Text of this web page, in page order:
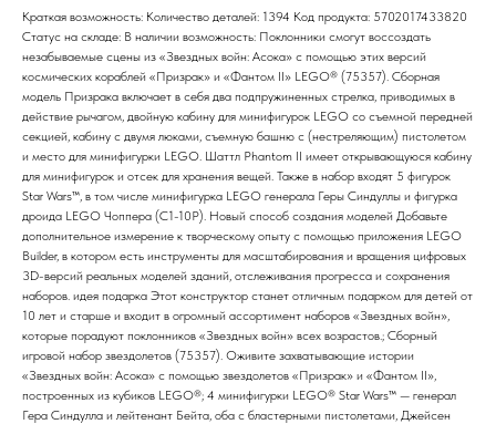
Краткая возможность: Количество деталей: 1394 Код продукта: 5702017433820
Статус на складе: В наличии возможность: Поклонники смогут воссоздать
незабываемые сцены из «Звездных войн: Асока» с помощью этих версий
космических кораблей «Призрак» и «Фантом II» LEGO® (75357). Сборная
модель Призрака включает в себя два подпружиненных стрелка, приводимых в
действие рычагом, двойную кабину для минифигурок LEGO со съемной передней
секцией, кабину с двумя люками, съемную башню с (нестреляющим) пистолетом
и место для минифигурки LEGO. Шаттл Phantom II имеет открывающуюся кабину
для минифигурок и отсек для хранения вещей. Также в набор входят 5 фигурок
Star Wars™, в том числе минифигурка LEGO генерала Геры Синдуллы и фигурка
дроида LEGO Чоппера (C1-10P). Новый способ создания моделей Добавьте
дополнительное измерение к творческому опыту с помощью приложения LEGO
Builder, в котором есть инструменты для масштабирования и вращения цифровых
3D-версий реальных моделей зданий, отслеживания прогресса и сохранения
наборов. идея подарка Этот конструктор станет отличным подарком для детей от
10 лет и старше и входит в огромный ассортимент наборов «Звездных войн»,
которые порадуют поклонников «Звездных войн» всех возрастов.; Сборный
игровой набор звездолетов (75357). Оживите захватывающие истории
«Звездных войн: Асока» с помощью звездолетов «Призрак» и «Фантом II»,
построенных из кубиков LEGO®; 4 минифигурки LEGO® Star Wars™ — генерал
Гера Синдулла и лейтенант Бейта, оба с бластерными пистолетами, Джейсен